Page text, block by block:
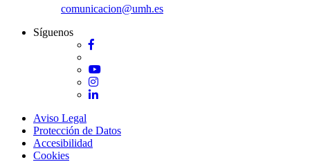
comunicacion@umh.es
Síguenos
Facebook
YouTube
Instagram
LinkedIn
Aviso Legal
Protección de Datos
Accesibilidad
Cookies